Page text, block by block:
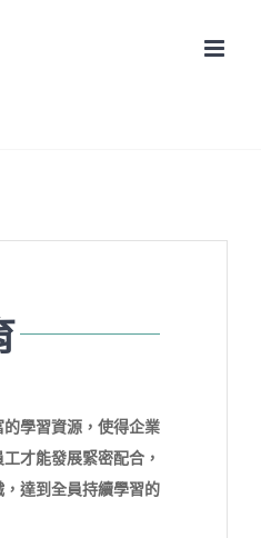
學習資源，使得企業
才能發展緊密配合，
達到全員持續學習的